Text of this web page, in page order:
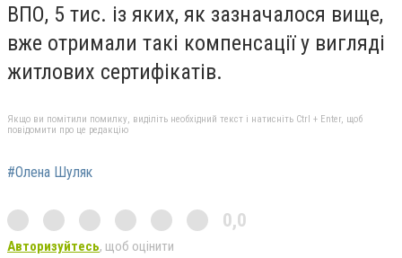
ВПО, 5 тис. із яких, як зазначалося вище,
вже отримали такі компенсації у вигляді
житлових сертифікатів.
Якщо ви помітили помилку, виділіть необхідний текст і натисніть Ctrl + Enter, щоб
повідомити про це редакцію
#Олена Шуляк
0,0
Авторизуйтесь, щоб оцінити